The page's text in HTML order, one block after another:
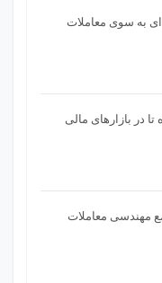
به سوی معاملات
در بازارهای مالی
مهندسی معاملات